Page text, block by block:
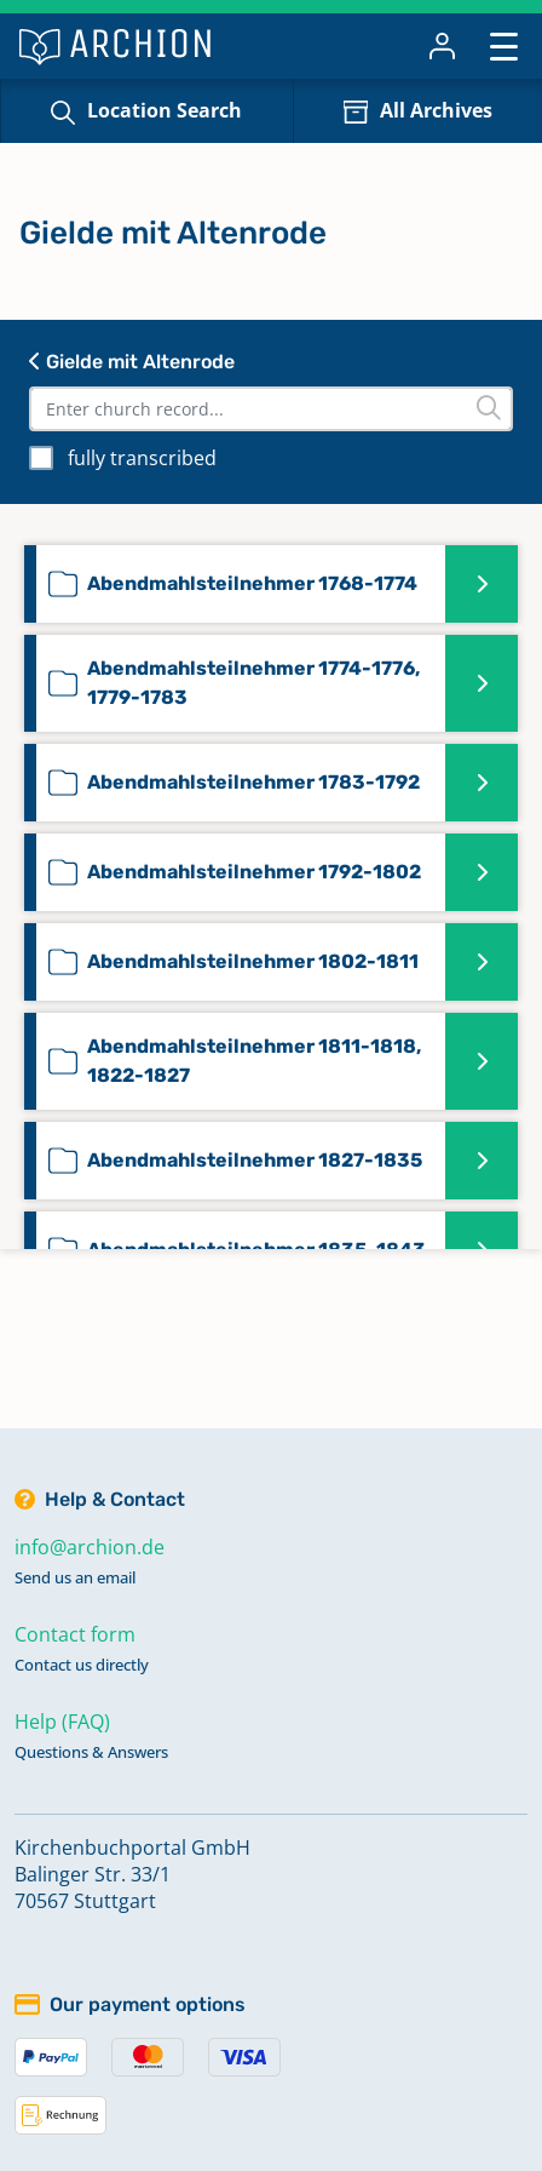
Location Search All Archives
Gielde mit Altenrode
fully transcribed
Abendmahlsteilnehmer 1768-1774
Abendmahlsteilnehmer 1774-1776,
1779-1783
Abendmahlsteilnehmer 1783-1792
Abendmahlsteilnehmer 1792-1802
Abendmahlsteilnehmer 1802-1811
Abendmahlsteilnehmer 1811-1818,
1822-1827
Abendmahlsteilnehmer 1827-1835
Abendmahlsteilnehmer 1835-1843
Abendmahlsteilnehmer 1855-1867
Keine verfügbaren Digitalisate
Bestattungen 1851-1852
Bestattungen 1865-1880
Bestattungen 1899-1907
Konfirmation 1816-1837,
Bestattungen 1822-1838
Gielde mit Altenrode
Help & Contact
info@archion.de
Send us an email
Contact form
Contact us directly
Help (FAQ)
Questions & Answers
Kirchenbuchportal GmbH
Balinger Str. 33/1
70567 Stuttgart
Our payment options